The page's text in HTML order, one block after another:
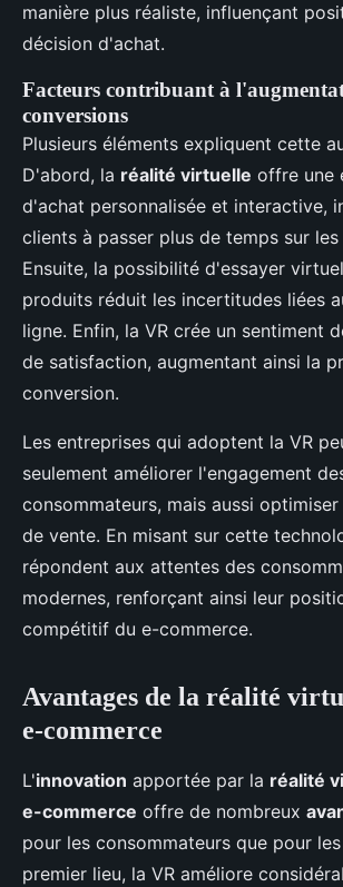
manière plus réaliste, influençant
décision d'achat.
Facteurs contribuant à
conversions
Plusieurs éléments expliquent cette
D'abord, la réalité virtuelle offre une
d'achat personnalisée et interactive,
clients à passer plus de temps sur
Ensuite, la possibilité d'essayer
produits réduit les incertitudes liées
ligne. Enfin, la VR crée un sentiment
de satisfaction, augmentant ainsi la
conversion.
Les entreprises qui adoptent la VR
seulement améliorer l'engagement
consommateurs, mais aussi
de vente. En misant sur cette
répondent aux attentes des
modernes, renforçant ainsi leur
compétitif du e-commerce.
Avantages de la réalité
e-commerce
L'innovation apportée par la réalité
e-commerce offre de nombreux
pour les consommateurs que pour
premier lieu, la VR améliore